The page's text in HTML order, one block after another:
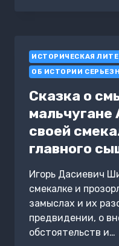
ДЕДУШКЕ
И
ХИТРОЙ
ИСТОРИЧЕСКАЯ
ОБ ИСТОРИИ
Сказка о
мальчугане
своей
главного
Игорь Дасиевич
смекалке и
замыслах и их
предвидении, о
обстоятельств и…